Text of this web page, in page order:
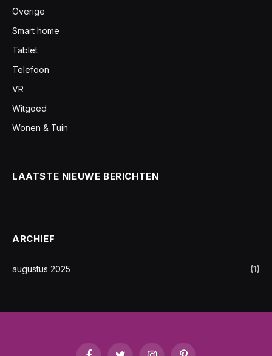
Overige
Smart home
Tablet
Telefoon
VR
Witgoed
Wonen & Tuin
LAATSTE NIEUWE BERICHTEN
ARCHIEF
augustus 2025 (1)